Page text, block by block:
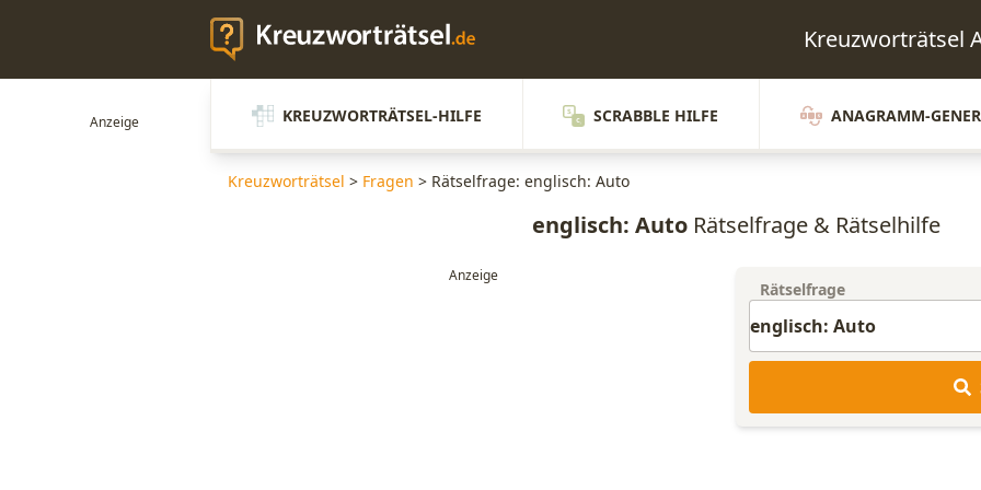
Kreuzworträtsel
KREUZWORTRÄTSEL-HILFE SCRABBLE HILFE ANAGRAMM-
Kreuzworträtsel > Fragen > Rätselfrage: englisch: Auto
englisch: AutoRätselfrage & Rätselhilfe
Rätselfrage